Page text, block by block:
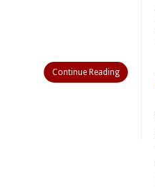
Continue Reading